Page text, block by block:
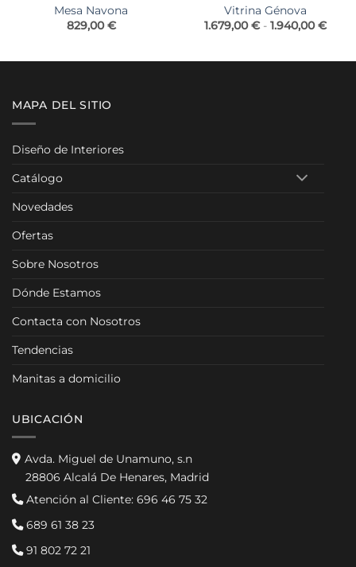
Mesa Navona
829,00€
Vitrina Génova
1.679,00€ - 1.940,00€
MAPA DEL SITIO
Diseño de Interiores
Catálogo
Novedades
Ofertas
Sobre Nosotros
Dónde Estamos
Contacta con Nosotros
Tendencias
Manitas a domicilio
UBICACIÓN
Avda. Miguel de Unamuno, s.n
28806 Alcalá De Henares, Madrid
Atención al Cliente: 696 46 75 32
689 61 38 23
91 802 72 21